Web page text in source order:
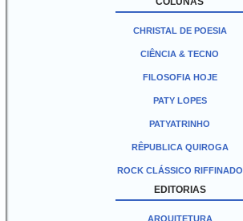
CHRISTAL DE POESIA
CIÊNCIA & TECNO
FILOSOFIA HOJE
PATY LOPES
PATYATRINHO
RÊPUBLICA QUIROGA
ROCK CLÁSSICO RIFFINADO
EDITORIAS
ARQUITETURA